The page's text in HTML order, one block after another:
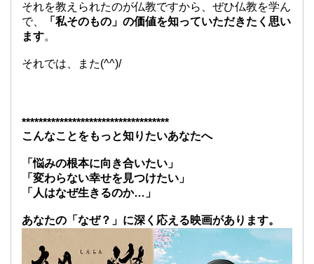
それを教えられたのが仏教ですから、ぜひ仏教を学ん
で、
「私そのもの」の価値を知っていただきたく思い
ます。
それでは、また(^^)/
***********************************
こんなことをもっと知りたいあなたへ
「悩みの根本に向き合いたい」
「変わらない幸せを見つけたい」
「人はなぜ生きるのか…」
あなたの「なぜ？」に深く応える映画があります。